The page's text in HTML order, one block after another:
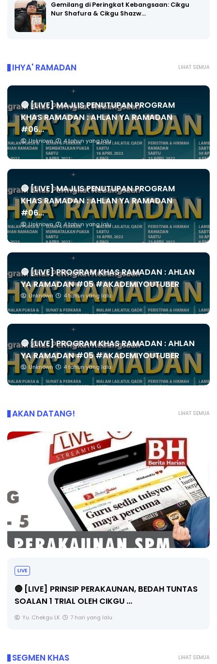
Gemilang di Peringkat Kebangsaan: Cikgu
Nur Shafura & Cikgu Shazw…
LIHAT SEMUA
IHYA' RAMADAN
🔴 [LIVE] MAJLIS PENUTUPAN PROGRAM
KHAS RAMADAN : AHLAN YA RAMADAN
#06...
Unknown 4 tahun yang lalu
🔴 [LIVE] MAJLIS PENUTUPAN PROGRAM
KHAS RAMADAN : AHLAN YA RAMADAN
#06...
Unknown 4 tahun yang lalu
🔴 [LIVE] PROGRAM KHAS RAMADAN : AHLAN
YA RAMADAN #05 #AKADEMIYOUTUBER
Unknown 4 tahun yang lalu
🔴 [LIVE] PROGRAM KHAS RAMADAN : AHLAN
YA RAMADAN #05 #AKADEMIYOUTUBER
Unknown 4 tahun yang lalu
LIHAT SEMUA
AKAN DATANG!
LIVE
🔴 [LIVE] PRINSIP PERAKAUNAN, BEDAH TUNTAS
SOALAN 1 TRIAL OLEH CIKGU ...
Yu. Chekgu LK 7 hari yang lalu
LIHAT SEMUA
SEGMEN KHAS